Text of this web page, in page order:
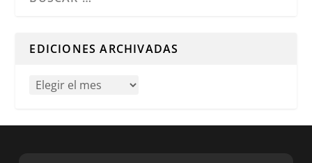
EDICIONES ARCHIVADAS